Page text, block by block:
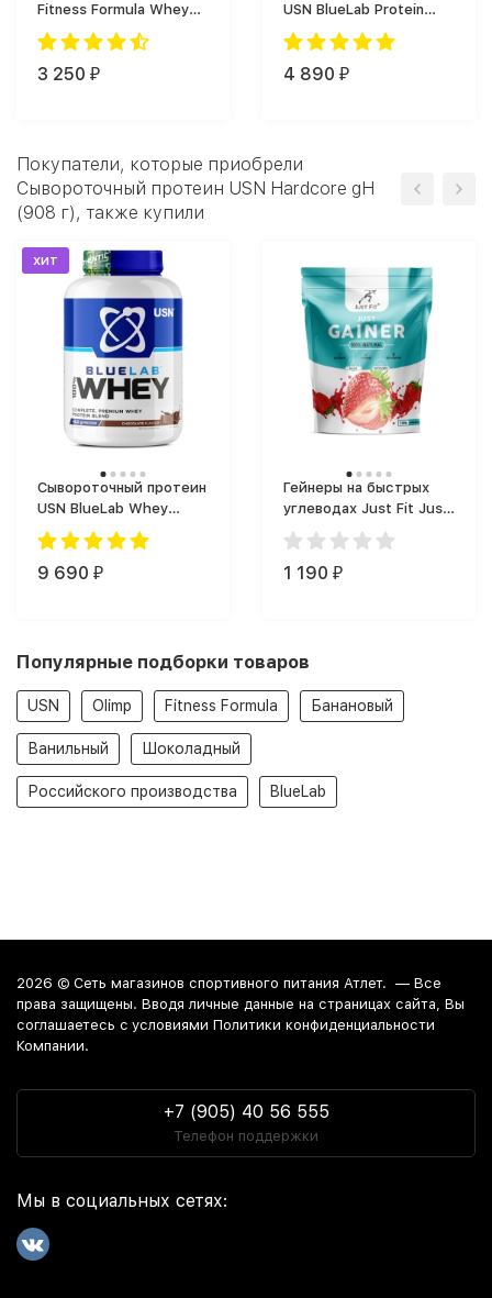
Fitness Formula Whey
Protein Premium
3 250 ₽
USN BlueLab Protein
(908 г)
4 890 ₽
Покупатели, которые приобрели
Сывороточный протеин USN Hardcore gH
(908 г), также купили
хит
Сывороточный протеин
USN BlueLab Whey
(2000 г)
9 690 ₽
Гейнеры на быстрых
углеводах Just Fit Just
Gainer (1000 г)
1 190 ₽
Популярные подборки товаров
USN Olimp Fitness Formula Банановый
Ванильный Шоколадный
Российского производства BlueLab
2026 © Сеть магазинов спортивного питания Атлет. — Все
права защищены. Вводя личные данные на страницах сайта, Вы
соглашаетесь c условиями Политики конфиденциальности
Компании.
+7 (905) 40 56 555
Телефон поддержки
Мы в социальных сетях: